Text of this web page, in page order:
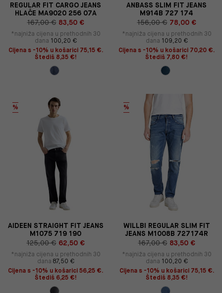
REGULAR FIT CARGO JEANS
HLAČE MA9020 256 07A
167,00 € 83,50 €
*najniža cijena u prethodnih 30
dana 100,20 €
Cijena s -10% u košarici 75,15 €.
Štediš 8,35 €!
ANBASS SLIM FIT JEANS
M914B 727 174
156,00 € 78,00 €
*najniža cijena u prethodnih 30
dana 109,20 €
Cijena s -10% u košarici 70,20 €.
Štediš 7,80 €!
%
AIDEEN STRAIGHT FIT JEANS
M1075 719 190
125,00 € 62,50 €
*najniža cijena u prethodnih 30
dana 87,50 €
Cijena s -10% u košarici 56,25 €.
Štediš 6,25 €!
%
WILLBI REGULAR SLIM FIT
JEANS M1008B 727174R
167,00 € 83,50 €
*najniža cijena u prethodnih 30
dana 100,20 €
Cijena s -10% u košarici 75,15 €.
Štediš 8,35 €!